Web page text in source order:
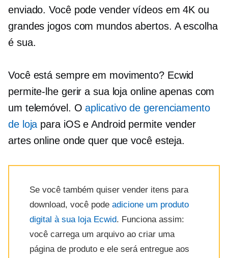
enviado. Você pode vender vídeos em 4K ou
grandes jogos com mundos abertos. A escolha
é sua.
Você está sempre em movimento? Ecwid
permite-lhe gerir a sua loja online apenas com
um telemóvel. Oaplicativo de gerenciamento
de loja para iOS e Android permite vender
artes online onde quer que você esteja.
Se você também quiser vender itens para
download, você pode adicione um produto
digital à sua loja Ecwid. Funciona assim:
você carrega um arquivo ao criar uma
página de produto e ele será entregue aos